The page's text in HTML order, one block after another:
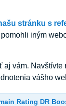
stránku s
iným
vám.
vášho
Rating DR